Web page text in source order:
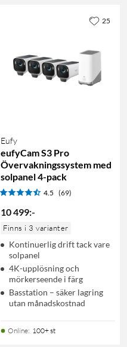
Eufy
eufyCam S3 Pro
Övervakningssystem med
solpanel 4-pack
4.5 (69)
10 499:-
Finns i 3 varianter
Kontinuerlig drift tack vare
solpanel
4K-upplösning och
mörkerseende i färg
Basstation – säker lagring
utan månadskostnad
Online: 100+ st
25